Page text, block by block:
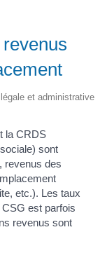
et administrative
la CRDS
sont
revenus des
etc.). Les taux
est parfois
revenus sont